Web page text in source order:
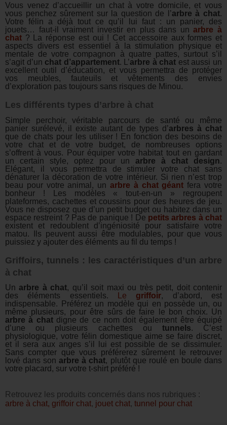
Vous venez d’accueillir un chat à votre domicile, et vous
vous penchez sûrement sur la question de l’arbre à chat.
Votre félin a déjà tout ce qu’il lui faut : un panier, des
jouets… faut-il vraiment investir en plus dans unarbre à
chat ? La réponse est oui ! Cet accessoire aux formes et
aspects divers est essentiel à la stimulation physique et
mentale de votre compagnon à quatre pattes, surtout s’il
s’agit d’un chat d’appartement. L’arbre à chat est aussi un
excellent outil d’éducation, et vous permettra de protéger
vos meubles, fauteuils et vêtements des envies
d’exploration pas toujours sans risques de Minou.
Les différents types d’arbre à chat
Simple perchoir, véritable parcours de santé ou même
panier surélevé, il existe autant de types d’arbres à chat
que de chats pour les utiliser ! En fonction des besoins de
votre chat et de votre budget, de nombreuses options
s’offrent à vous. Pour équiper votre habitat tout en gardant
un certain style, optez pour un arbre à chat design.
Elégant, il vous permettra de stimuler votre chat sans
dénaturer la décoration de votre intérieur. Si rien n’est trop
beau pour votre animal, un arbre à chat géant fera votre
bonheur ! Les modèles « tout-en-un » regroupent
plateformes, cachettes et coussins pour des heures de jeu.
Vous ne disposez que d’un petit budget ou habitez dans un
espace restreint ? Pas de panique ! De petits arbres à chat
existent et redoublent d’ingéniosité pour satisfaire votre
matou. Ils peuvent aussi être modulables, pour que vous
puissiez y ajouter des éléments au fil du temps !
Griffoirs, tunnels : les caractéristiques d’un arbre
à chat
Un arbre à chat, qu’il soit maxi ou très petit, doit contenir
des éléments essentiels.
Le griffoir, d’abord, est
indispensable. Préférez un modèle qui en possède un, ou
même plusieurs, pour être sûrs de faire le bon choix. Un
arbre à chatdigne de ce nom doit également être équipé
d’une ou plusieurs cachettes ou tunnels. C’est
physiologique, votre félin domestique aime se faire discret,
et il sera aux anges s’il lui est possible de se dissimuler.
Sans compter que vous préférerez sûrement le retrouver
lové dans son arbre à chat, plutôt que roulé en boule dans
votre placard, sur votre t-shirt préféré !
Retrouvez les produits concernés dans nos rubriques :
arbre à chat, griffoir chat, jouet chat, tunnel pour chat